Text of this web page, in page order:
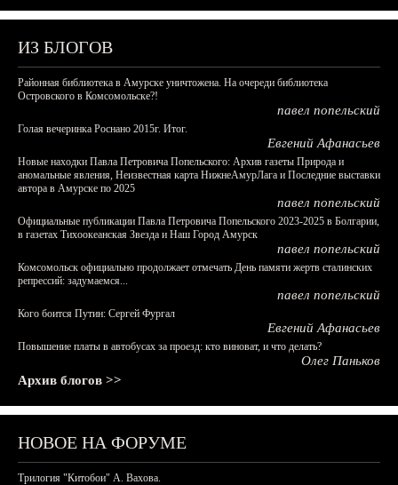
ИЗ БЛОГОВ
Районная библиотека в Амурске уничтожена. На очереди библиотека
Островского в Комсомольске?!
павел попельский
Голая вечеринка Роснано 2015г. Итог.
Евгений Афанасьев
Новые находки Павла Петровича Попельского: Архив газеты Природа и
аномальные явления, Неизвестная карта НижнеАмурЛага и Последние выставки
автора в Амурске по 2025
павел попельский
Официальные публикации Павла Петровича Попельского 2023-2025 в Болгарии,
в газетах Тихоокеанская Звезда и Наш Город Амурск
павел попельский
Комсомольск официально продолжает отмечать День памяти жертв сталинских
репрессий: задумаемся...
павел попельский
Кого боится Путин: Сергей Фургал
Евгений Афанасьев
Повышение платы в автобусах за проезд: кто виноват, и что делать?
Олег Паньков
Архив блогов >>
НОВОЕ НА ФОРУМЕ
Трилогия "Китобои" А. Вахова.